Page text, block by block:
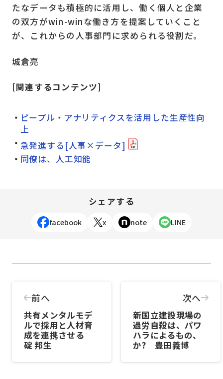
たなデータも積極的に活用し、働く個人と企業
の双方がwin-winな働き方を提案していくこと
が、これからの人事部門に求められる役割だ。
城倉亮
[関連するコンテンツ]
ピープル・アナリティクスを活用した生産性向
上
急発進する[人事×データ]
同僚は、人工知能
シェアする
facebook x note LINE
前へ
共有メンタルモデ
ルで採用と人材育
成を連携させる
碇 邦生
次へ
新国立建設現場の
過労自殺は、パワ
ハラによるもの、
か? 豊田義博